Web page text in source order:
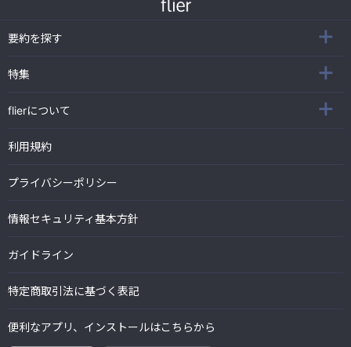
要約を探す
特集
flierについて
利用規約
プライバシーポリシー
情報セキュリティ基本方針
ガイドライン
特定商取引法に基づく表記
便利なアプリ、インストールはこちらから